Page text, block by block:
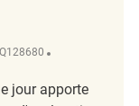
jour apporte